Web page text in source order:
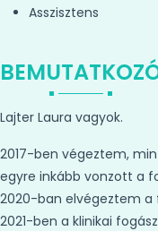
Asszisztens
Lajter Laura vagyok.
2017-ben végeztem,
egyre inkább vonzott a
2020-ban elvégeztem a
2021-ben a klinikai